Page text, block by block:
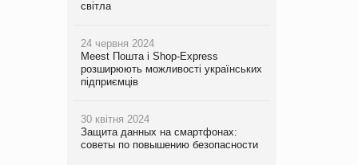
світла
24 червня 2024
Meest Пошта і Shop-Express
розширюють можливості українських
підприємців
30 квітня 2024
Защита данных на смартфонах:
советы по повышению безопасности